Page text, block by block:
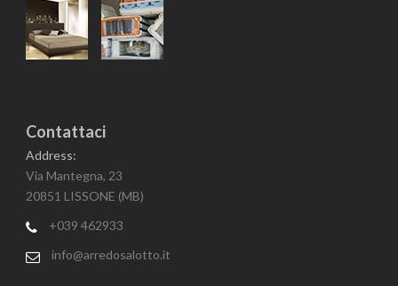
Contattaci
Address:
Via Mantegna, 23
20851 LISSONE (MB)
+039 462933
info@arredosalotto.it